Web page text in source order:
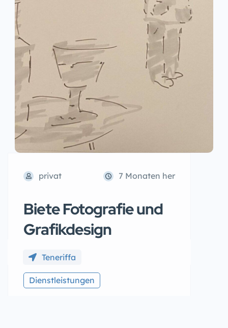
privat 7 Monaten her
Biete Fotografie und
Grafikdesign
Teneriffa
Dienstleistungen